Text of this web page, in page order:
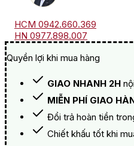
HCM 0942.660.369
HN 0977.898.007
Quyền lợi khi mua hàng
GIAO NHANH 2H
MIỄN PHÍ GIAO
Đổi trả hoàn tiền
Chiết khấu tốt khi